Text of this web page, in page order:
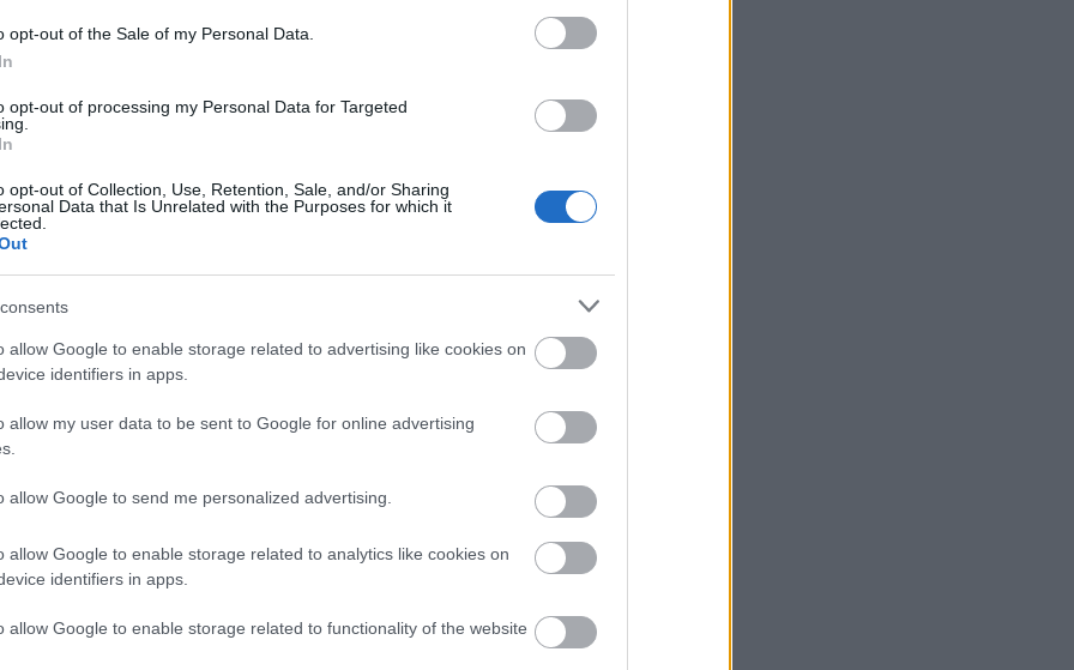
opt-out of the Sale of my Personal Data.
opt-out of processing my Personal Data for Targeted
opt-out of Collection, Use, Retention, Sale, and/or Sharing
Data that Is Unrelated with the Purposes for which it
allow Google to enable storage related to advertising like cookies on
identifiers in apps.
allow my user data to be sent to Google for online advertising
allow Google to send me personalized advertising.
allow Google to enable storage related to analytics like cookies on
identifiers in apps.
allow Google to enable storage related to functionality of the website
árak
LEGO, van
játszik: